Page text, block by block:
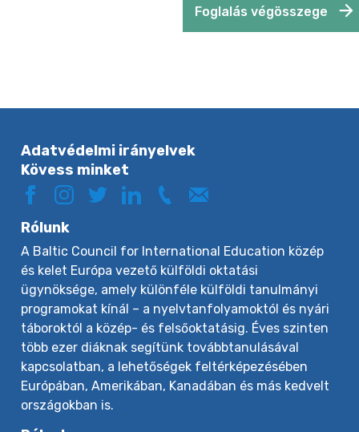
Foglalás végösszege
Adatvédelmi irányelvek
Kövess minket
Rólunk
A Baltic Council for International Education közép
és kelet Európa vezető külföldi oktatási
ügynöksége, amely különféle külföldi tanulmányi
programokat kínál – a nyelvtanfolyamoktól és nyári
táboroktól a közép- és felsőoktatásig. Éves szinten
több ezer diáknak segítünk továbbtanulásával
kapcsolatban, a lehetőségek feltérképezésében
Európában, Amerikában, Kanadában és más kedvelt
országokban is.